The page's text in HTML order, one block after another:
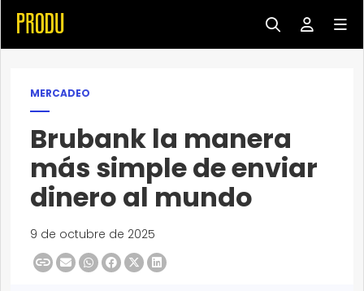
MERCADEO
Brubank la manera
más simple de enviar
dinero al mundo
9 de octubre de 2025